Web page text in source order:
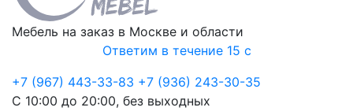
Мебель на заказ в Москве и области
Ответим в течение 15 с
+7 (967) 443-33-83 +7 (936) 243-30-35
С 10:00 до 20:00, без выходных